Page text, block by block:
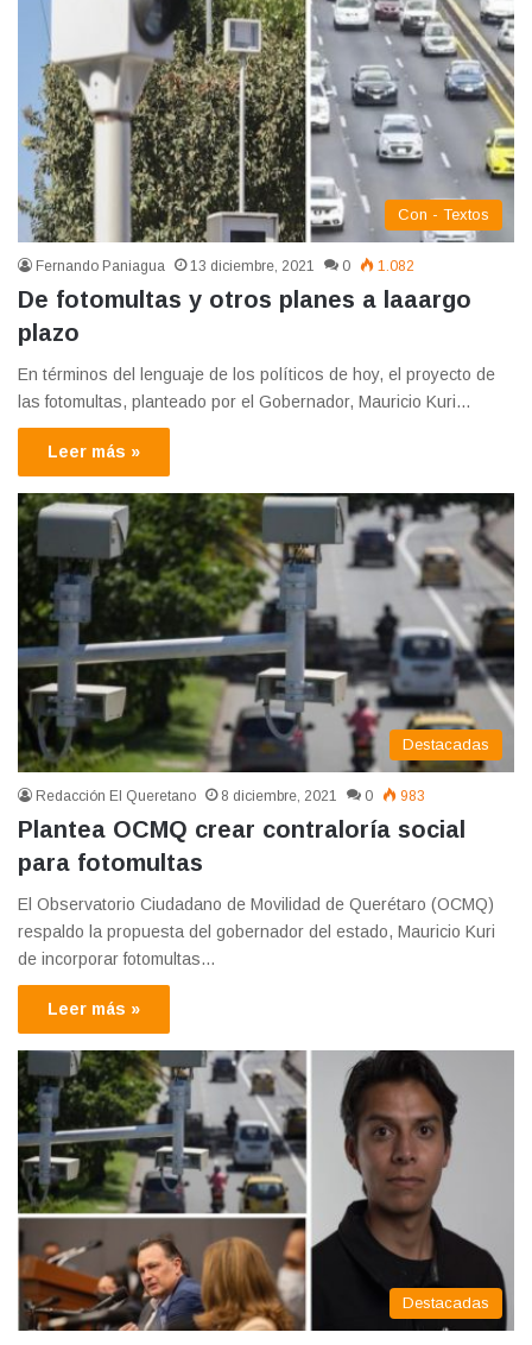
Con - Textos
Fernando Paniagua 13 diciembre, 2021 0 1.082
De fotomultas y otros planes a laaargo
plazo
En términos del lenguaje de los políticos de hoy, el proyecto de
las fotomultas, planteado por el Gobernador, Mauricio Kuri…
Leer más »
Destacadas
Redacción El Queretano 8 diciembre, 2021 0 983
Plantea OCMQ crear contraloría social
para fotomultas
El Observatorio Ciudadano de Movilidad de Querétaro (OCMQ)
respaldo la propuesta del gobernador del estado, Mauricio Kuri
de incorporar fotomultas…
Leer más »
Destacadas